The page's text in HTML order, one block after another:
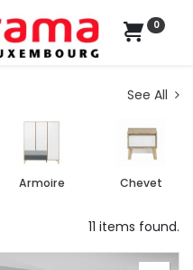
0
See All
Armoire Chevet
11 items found.